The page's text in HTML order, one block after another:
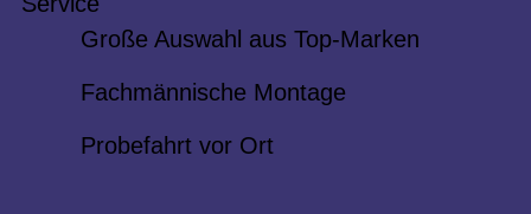
Große Auswahl aus Top-Marken
Fachmännische Montage
Probefahrt vor Ort